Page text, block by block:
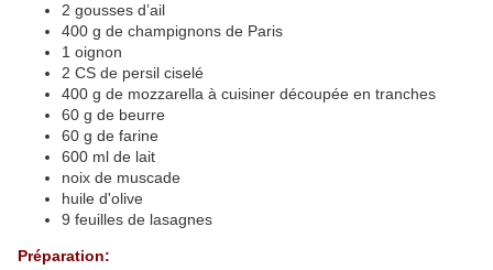
2 gousses d’ail
400 g de champignons de Paris
1 oignon
2 CS de persil ciselé
400 g de mozzarella à cuisiner découpée en tranches
60 g de beurre
60 g de farine
600 ml de lait
noix de muscade
huile d'olive
9 feuilles de lasagnes
Préparation: